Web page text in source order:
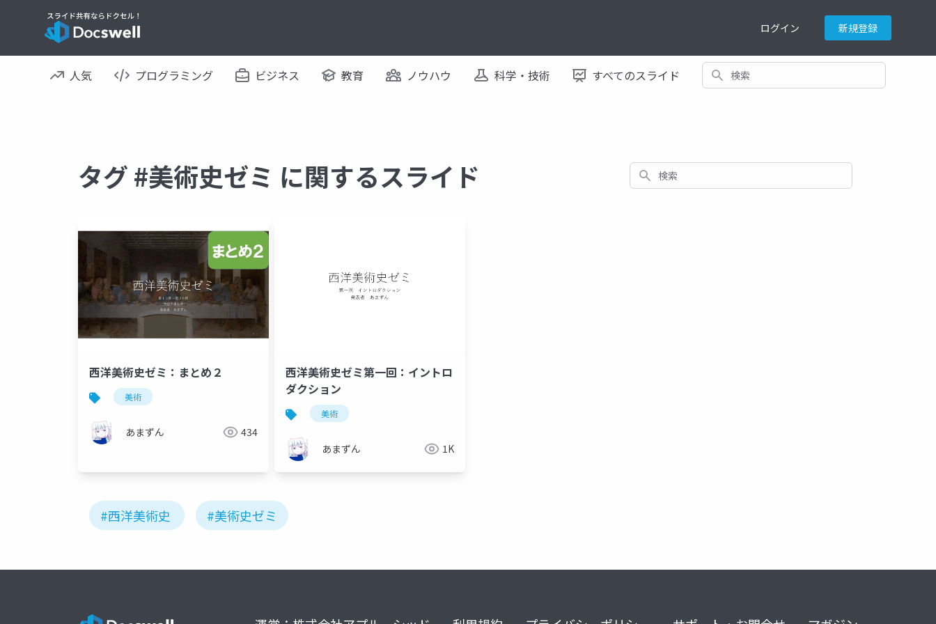
ログイン 新規登録
人気 プログラミング ビジネス 教育 ノウハウ 科学・技術 すべてのスライド 検索
タグ #美術史ゼミ に関するスライド 検索
西洋美術史ゼミ：まとめ２
美術
あまずん 434
西洋美術史ゼミ第一回：イントロ
ダクション
美術
あまずん 1K
#西洋美術史 #美術史ゼミ